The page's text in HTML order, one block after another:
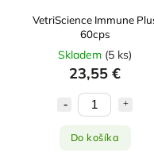
VetriScience Immune
60cps
Skladem (5 ks)
23,55 €
Do košíka